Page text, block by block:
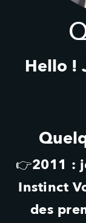
Hello !
👉2011 :
Instinct
des